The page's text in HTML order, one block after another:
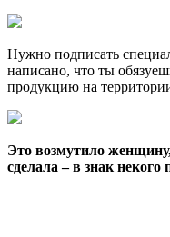
Нужно подписать
написано, что ты
продукцию на
Это возмутило
сделала – в знак